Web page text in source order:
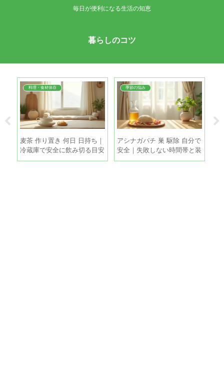
毎日が便利になる生活の知恵
暮らしのコツ
料理・食材保存
麦茶 作り置き 何日 日持ち｜
冷蔵庫で安全に飲み切る目安
と保存のコツ
季節の悩み
アシナガバチ 巣 駆除 自分で
安全｜失敗しない時間帯と装
備の完全ガイド